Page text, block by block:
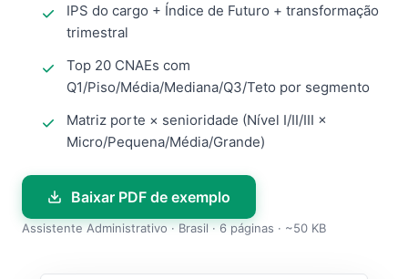
IPS do cargo + Índice de Futuro + transformação
trimestral
Top 20 CNAEs com
Q1/Piso/Média/Mediana/Q3/Teto por segmento
Matriz porte × senioridade (Nível I/II/III ×
Micro/Pequena/Média/Grande)
Baixar PDF de exemplo
Assistente Administrativo · Brasil · 6 páginas · ~50 KB